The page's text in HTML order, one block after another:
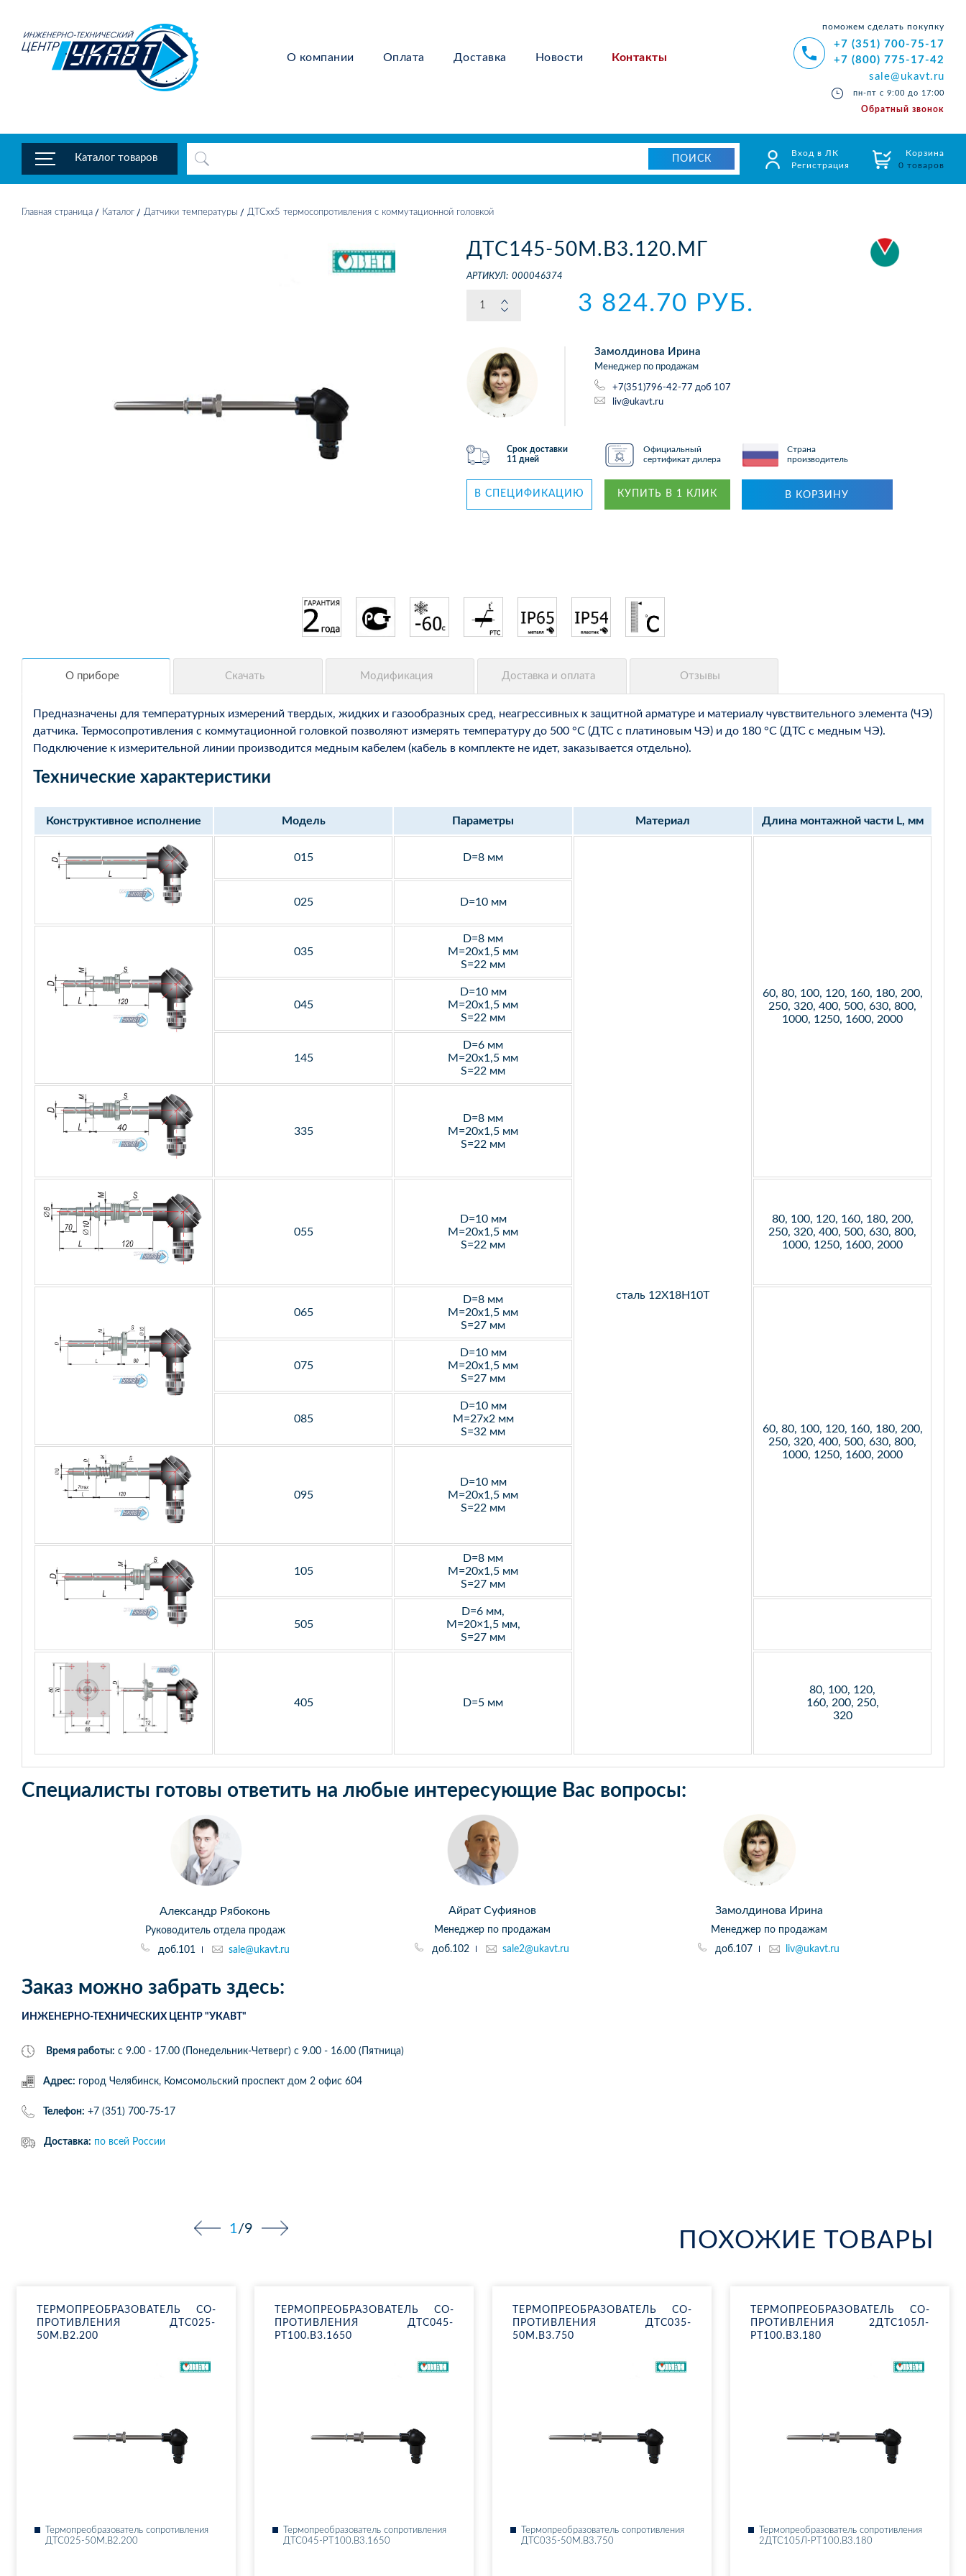
О компании Оплата Доставка Новости Контакты
поможем сделать покупку
+7 (351) 700-75-17
+7 (800) 775-17-42
sale@ukavt.ru
пн-пт с 9:00 до 17:00
Обратный звонок
Каталог товаров
Вход в ЛК
Регистрация
Корзина
0 товаров
Главная страница Каталог Датчики температуры ДТСхх5 термосопротивления с коммутационной головкой
ДТС145-50М.В3.120.МГ
АРТИКУЛ: 000046374
3 824.70 РУБ.
Замолдинова Ирина
Менеджер по продажам
+7(351)796-42-77 доб 107
liv@ukavt.ru
Срок доставки
11 дней
Официальный
сертификат дилера
Страна
производитель
В СПЕЦИФИКАЦИЮ КУПИТЬ В 1 КЛИК В КОРЗИНУ
Предназначены для температурных измерений твердых, жидких и газообразных сред, неагрессивных к защитной арматуре и материалу чувствительного элемента (ЧЭ)
датчика. Термосопротивления с коммутационной головкой позволяют измерять температуру до 500 °С (ДТС с платиновым ЧЭ) и до 180 °С (ДТС с медным ЧЭ).
Подключение к измерительной линии производится медным кабелем (кабель в комплекте не идет, заказывается отдельно).
Технические характеристики
Конструктивное исполнение Модель Параметры Материал Длина монтажной части L, мм
015 D=8 мм
сталь 12Х18Н10Т
60, 80, 100, 120, 160, 180, 200,
250, 320, 400, 500, 630, 800,
1000, 1250, 1600, 2000
025 D=10 мм
035
D=8 мм
M=20х1,5 мм
S=22 мм
045
D=10 мм
M=20х1,5 мм
S=22 мм
145
D=6 мм
M=20х1,5 мм
S=22 мм
335
D=8 мм
M=20х1,5 мм
S=22 мм
055
D=10 мм
M=20х1,5 мм
S=22 мм
80, 100, 120, 160, 180, 200,
250, 320, 400, 500, 630, 800,
1000, 1250, 1600, 2000
065
D=8 мм
M=20х1,5 мм
S=27 мм
60, 80, 100, 120, 160, 180, 200,
250, 320, 400, 500, 630, 800,
1000, 1250, 1600, 2000
075
D=10 мм
M=20х1,5 мм
S=27 мм
085
D=10 мм
M=27х2 мм
S=32 мм
095
D=10 мм
M=20х1,5 мм
S=22 мм
105
D=8 мм
M=20х1,5 мм
S=27 мм
505
D=6 мм,
M=20×1,5 мм,
S=27 мм
405 D=5 мм
80, 100, 120,
160, 200, 250,
320
Специалисты готовы ответить на любые интересующие Вас вопросы:
Александр Рябоконь
Руководитель отдела продаж
доб.101
sale@ukavt.ru
Айрат Суфиянов
Менеджер по продажам
доб.102
sale2@ukavt.ru
Замолдинова Ирина
Менеджер по продажам
доб.107
liv@ukavt.ru
Заказ можно забрать здесь:
ИНЖЕНЕРНО-ТЕХНИЧЕСКИХ ЦЕНТР "УКАВТ"
Время работы: с 9.00 - 17.00 (Понедельник-Четверг) c 9.00 - 16.00 (Пятница)
Адрес: город Челябинск, Комсомольский проспект дом 2 офис 604
Телефон: +7 (351) 700-75-17
Доставка: по всей России
ПОХОЖИЕ ТОВАРЫ
1/9
ТЕР­МО­ПРЕ­ОБ­РА­ЗО­ВА­ТЕЛЬ СО­
ПРО­ТИВ­ЛЕ­НИЯ ДТ­С025-
50М.В2.200
Тер­мо­пре­об­ра­зо­ва­тель со­про­тив­ле­ния
ДТ­С025-50М.В2.200
ТЕР­МО­ПРЕ­ОБ­РА­ЗО­ВА­ТЕЛЬ СО­
ПРО­ТИВ­ЛЕ­НИЯ ДТ­С045-
РТ100.В3.1650
Тер­мо­пре­об­ра­зо­ва­тель со­про­тив­ле­ния
ДТ­С045-РТ100.В3.1650
ТЕР­МО­ПРЕ­ОБ­РА­ЗО­ВА­ТЕЛЬ СО­
ПРО­ТИВ­ЛЕ­НИЯ ДТ­С035-
50М.В3.750
Тер­мо­пре­об­ра­зо­ва­тель со­про­тив­ле­ния
ДТ­С035-50М.В3.750
ТЕР­МО­ПРЕ­ОБ­РА­ЗО­ВА­ТЕЛЬ СО­
ПРО­ТИВ­ЛЕ­НИЯ 2ДТ­С105Л-
РТ100.В3.180
Тер­мо­пре­об­ра­зо­ва­тель со­про­тив­ле­ния
2ДТ­С105Л-РТ100.В3.180